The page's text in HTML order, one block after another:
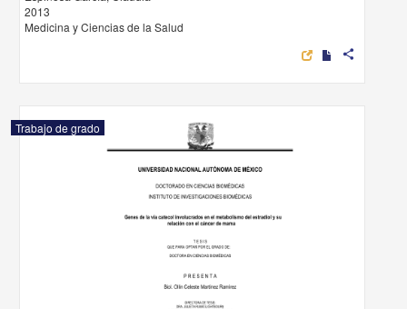
2013
Medicina y Ciencias de la Salud
share
Trabajo de grado